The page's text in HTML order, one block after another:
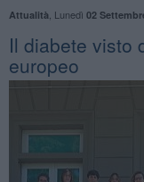
Attualità Lunedì 02
Il diabete visto
europeo